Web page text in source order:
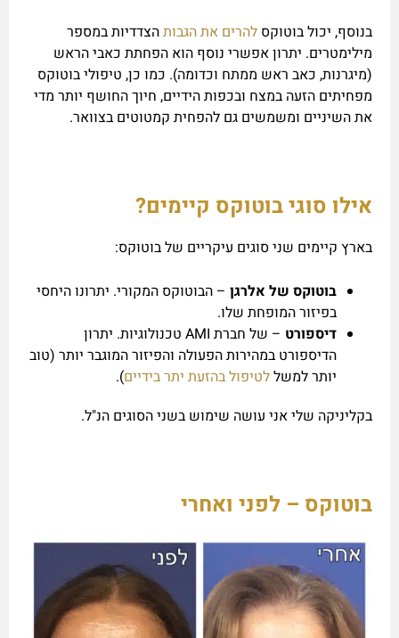
בנוסף, יכול בוטוקס להרים את הגבותהצדדיות במספר
מילימטרים. יתרון אפשרי נוסף הוא הפחתת כאבי הראש
(מיגרנות, כאב ראש ממתח וכדומה). כמו כן, טיפולי בוטוקס
מפחיתים הזעה במצח ובכפות הידיים, חיוך החושף יותר מדי
את השיניים ומשמשים גם להפחית קמטוטים בצוואר.
אילו סוגי בוטוקס קיימים?
בארץ קיימים שני סוגים עיקריים של בוטוקס:
בוטוקס של אלרגן – הבוטוקס המקורי. יתרונו היחסי
בפיזור המופחת שלו.
דיספורט
– של חברת AMI טכנולוגיות. יתרון
הדיספורט במהירות הפעולה והפיזור המוגבר יותר (טוב
יותר למשללטיפול בהזעת יתר בידיים).
בקליניקה שלי אני עושה שימוש בשני הסוגים הנ"ל.
בוטוקס – לפני ואחרי